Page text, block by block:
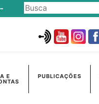
E PUBLICAÇÕES